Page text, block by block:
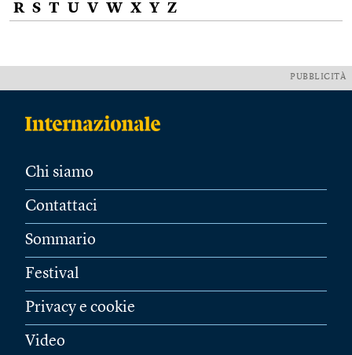
R S T U V W X Y Z
PUBBLICITÀ
Chi siamo
Contattaci
Sommario
Festival
Privacy e cookie
Video